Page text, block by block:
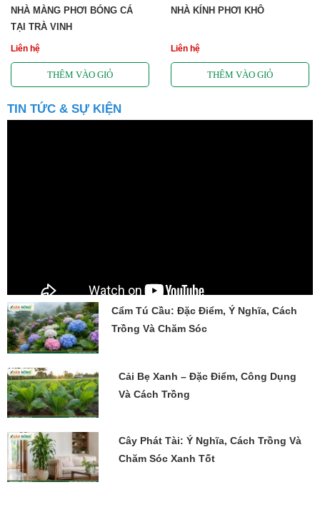
NHÀ MÀNG PHƠI BÓNG CÁ
TẠI TRÀ VINH
Liên hệ
NHÀ KÍNH PHƠI KHÔ
Liên hệ
Cẩm Tú Cầu: Đặc Điểm, Ý Nghĩa, Cách
Trồng Và Chăm Sóc
Cải Bẹ Xanh – Đặc Điểm, Công Dụng
Và Cách Trồng
Cây Phát Tài: Ý Nghĩa, Cách Trồng Và
Chăm Sóc Xanh Tốt